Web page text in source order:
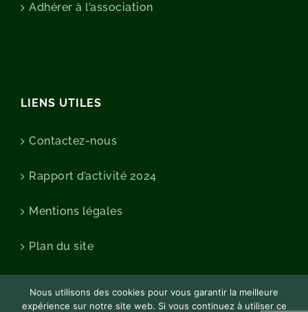
Adhérer à l’association
LIENS UTILES
Contactez-nous
Rapport d’activité 2024
Mentions légales
Plan du site
Nous utilisons des cookies pour vous garantir la meilleure
expérience sur notre site web. Si vous continuez à utiliser ce